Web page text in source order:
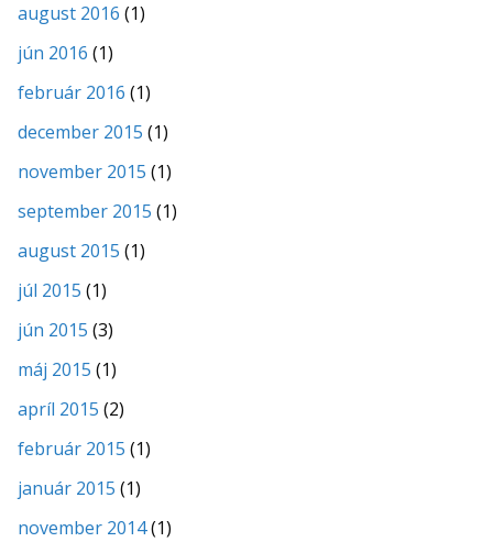
august 2016 (1)
jún 2016 (1)
február 2016 (1)
december 2015 (1)
november 2015 (1)
september 2015 (1)
august 2015 (1)
júl 2015 (1)
jún 2015 (3)
máj 2015 (1)
apríl 2015 (2)
február 2015 (1)
január 2015 (1)
november 2014(1)